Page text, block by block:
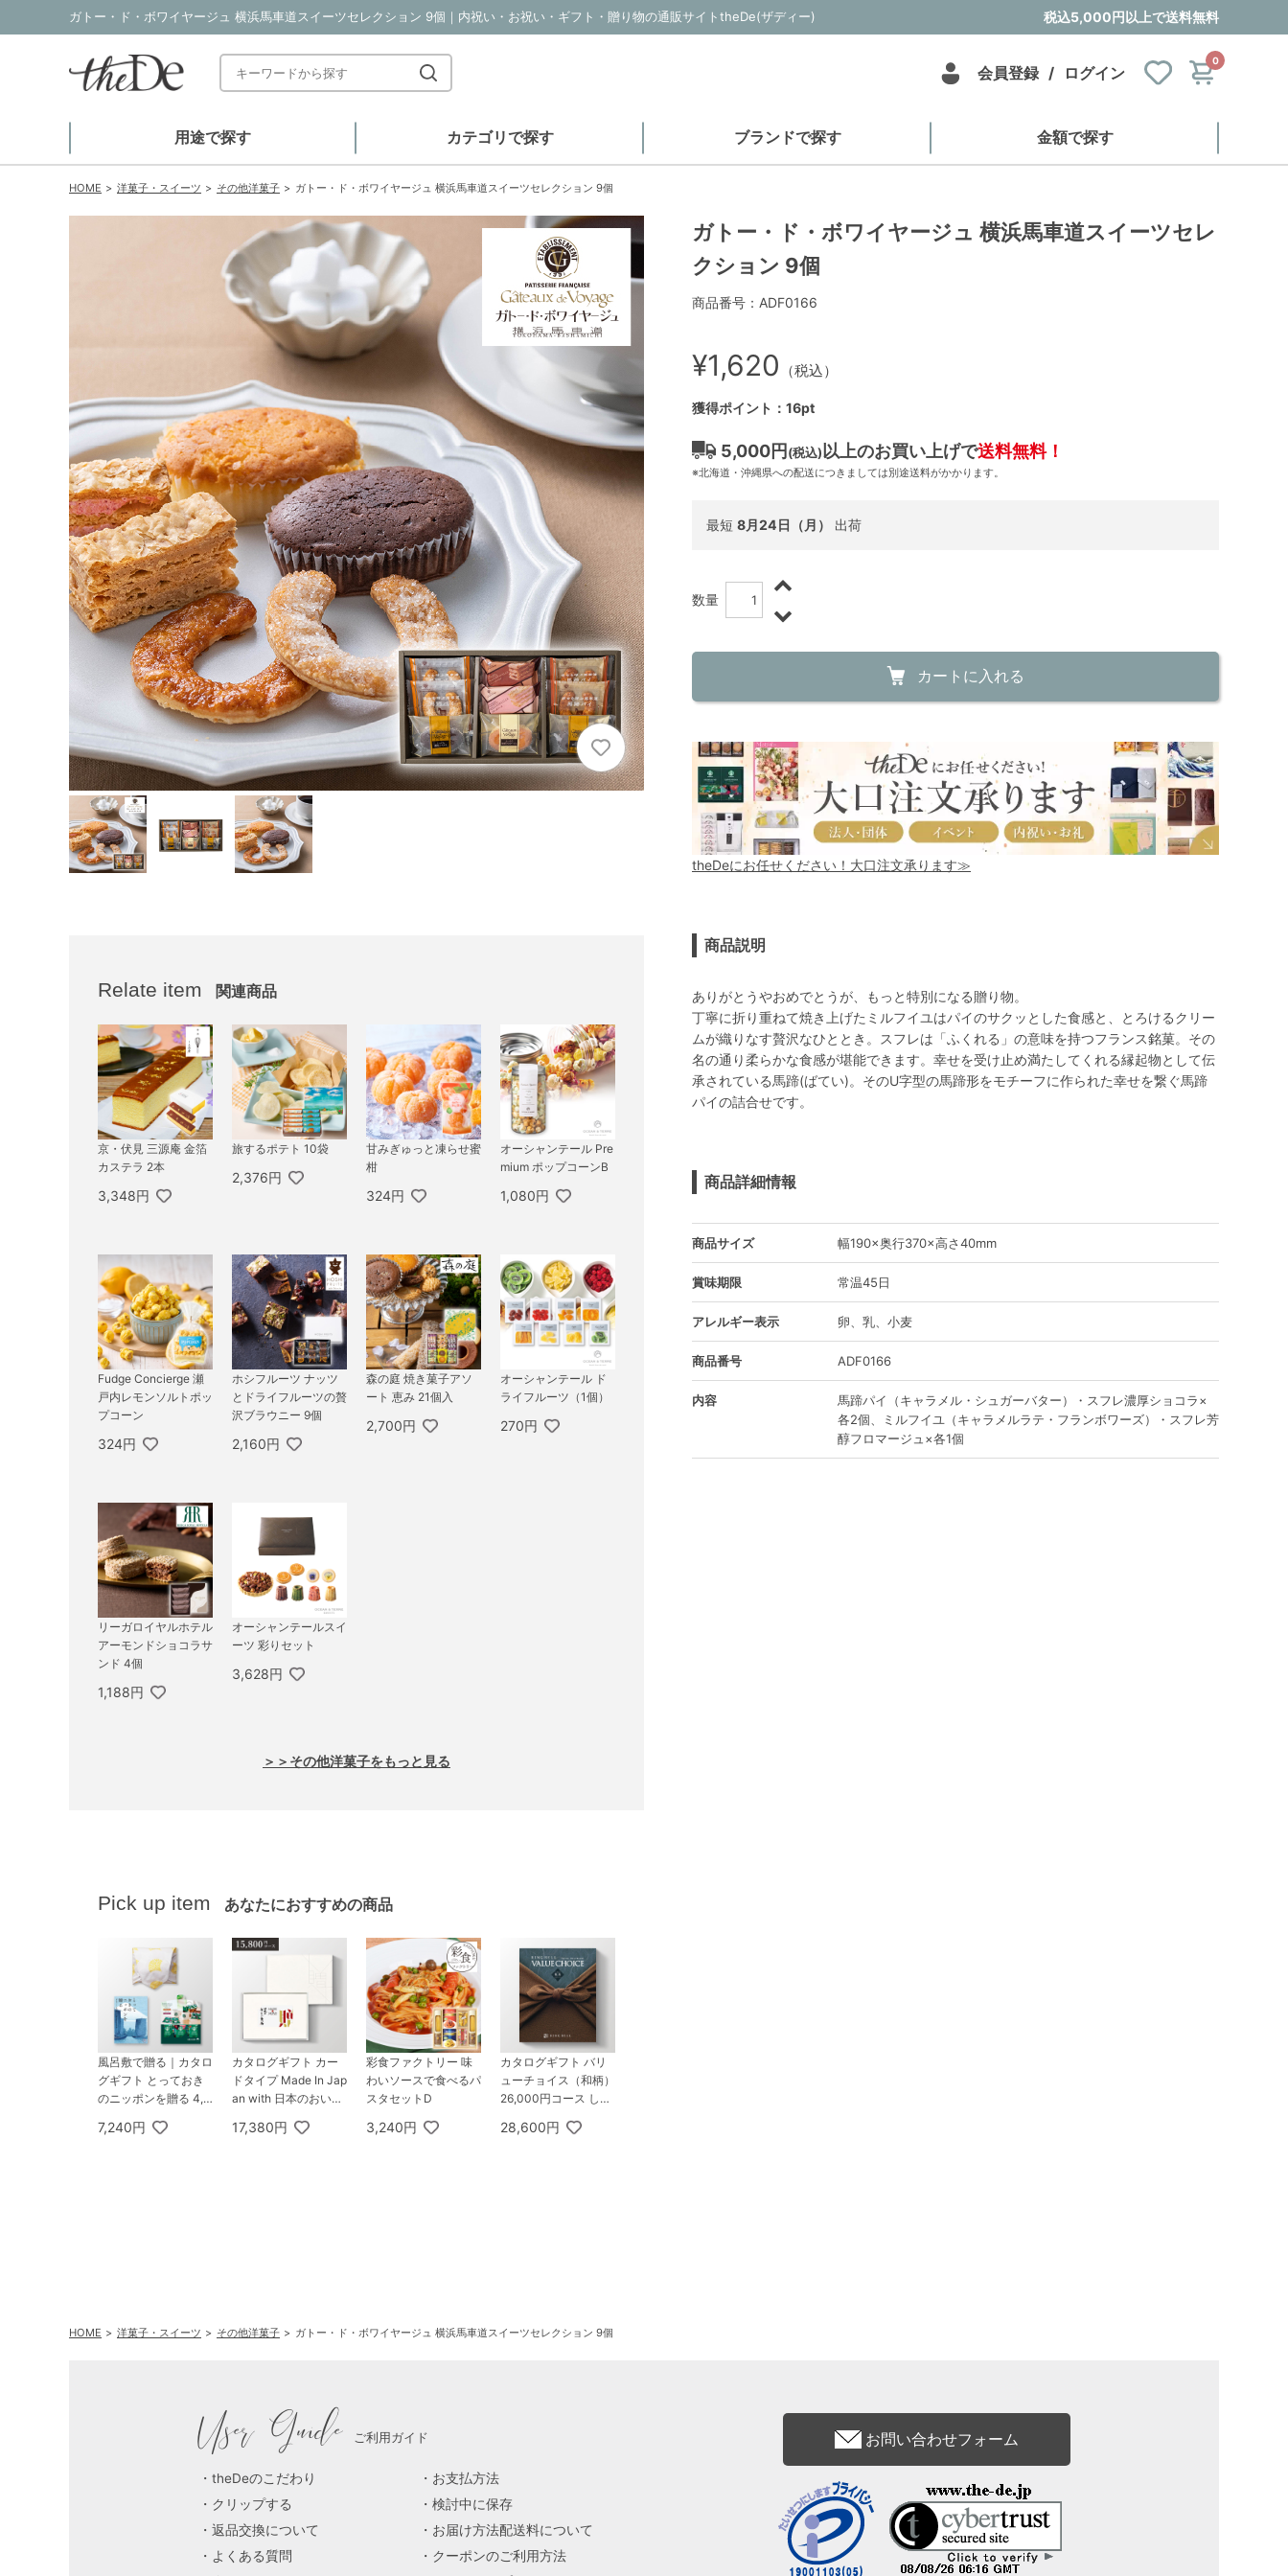
ガトー・ド・ボワイヤージュ 横浜馬車道スイーツセレクション 9個｜内祝い・お祝い・ギフト・贈り物の通販サイトtheDe(ザディー) 税込5,000円以上で送料無料
会員登録 / ログイン
0
用途で探す カテゴリで探す ブランドで探す 金額で探す
HOME 洋菓子・スイーツ その他洋菓子 ガトー・ド・ボワイヤージュ 横浜馬車道スイーツセレクション 9個
Relate item 関連商品
京・伏見 三源庵 金箔
カステラ 2本
3,348円
旅するポテト 10袋
2,376円
甘みぎゅっと凍らせ蜜
柑
324円
オーシャンテール Pre
mium ポップコーンB
1,080円
Fudge Concierge 瀬
戸内レモンソルトポッ
プコーン
324円
ホシフルーツ ナッツ
とドライフルーツの贅
沢ブラウニー 9個
2,160円
森の庭 焼き菓子アソ
ート 恵み 21個入
2,700円
オーシャンテール ド
ライフルーツ（1個）
270円
リーガロイヤルホテル
アーモンドショコラサ
ンド 4個
1,188円
オーシャンテールスイ
ーツ 彩りセット
3,628円
＞＞その他洋菓子をもっと見る
Pick up item あなたにおすすめの商品
風呂敷で贈る｜カタロ
グギフト とっておき
のニッポンを贈る 4,9
ターバックス オリガ
7,240円
カタログギフト カー
ドタイプ Made In Jap
an with 日本のおいし
ース C MJ19+藤コー
17,380円
彩食ファクトリー 味
わいソースで食べるパ
スタセットD
3,240円
カタログギフト バリ
ューチョイス（和柄）
26,000円コース しき
28,600円
ガトー・ド・ボワイヤージュ 横浜馬車道スイーツセレ
クション 9個
商品番号：ADF0166
¥1,620 （税込）
獲得ポイント：16pt
5,000円 (税込) 以上のお買い上げで送料無料！
※北海道・沖縄県への配送につきましては別途送料がかかります。
最短 8月24日（月） 出荷
数量
カートに入れる
theDeにお任せください！大口注文承ります≫
商品説明
ありがとうやおめでとうが、もっと特別になる贈り物。
丁寧に折り重ねて焼き上げたミルフイユはパイのサクッとした食感と、とろけるクリー
ムが織りなす贅沢なひととき。スフレは「ふくれる」の意味を持つフランス銘菓。その
名の通り柔らかな食感が堪能できます。幸せを受け止め満たしてくれる縁起物として伝
承されている馬蹄(ばてい)。そのU字型の馬蹄形をモチーフに作られた幸せを繋ぐ馬蹄
パイの詰合せです。
商品詳細情報
商品サイズ 幅190×奥行370×高さ40mm
賞味期限 常温45日
アレルギー表示 卵、乳、小麦
商品番号 ADF0166
内容
馬蹄パイ（キャラメル・シュガーバター）・スフレ濃厚ショコラ×
各2個、ミルフイユ（キャラメルラテ・フランボワーズ）・スフレ芳
醇フロマージュ×各1個
HOME 洋菓子・スイーツ その他洋菓子 ガトー・ド・ボワイヤージュ 横浜馬車道スイーツセレクション 9個
User Guide ご利用ガイド
theDeのこだわり
お支払方法
クリップする
検討中に保存
返品交換について
お届け方法配送料について
よくある質問
クーポンのご利用方法
お問い合わせフォーム